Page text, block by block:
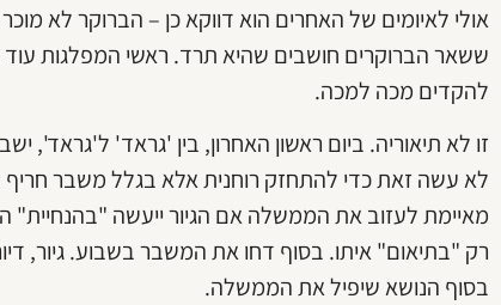
אולי לאיומים של האחרים הוא דווקא כן – הברוקר לא
ששאר הברוקרים חושבים שהיא תרד. ראשי המפלגות עוד
להקדים מכה למכה.
זו לא תיאוריה. ביום ראשון האחרון, בין 'גראד' ל'גראד',
לא עשה זאת כדי להתחזק רוחנית אלא בגלל משבר
מאיימת לעזוב את הממשלה אם הגיור ייעשה "בהנחיית"
רק "בתיאום" איתו. בסוף דחו את המשבר בשבוע. גיור,
בסוף הנושא שיפיל את הממשלה.